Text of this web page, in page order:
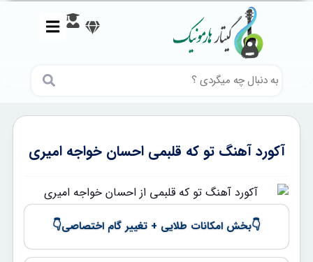
آکورد آهنگ تو که قلبمی احسان خواجه امیری
👇بخش امکانات طلایی + تغییر گام اختصاصی👇